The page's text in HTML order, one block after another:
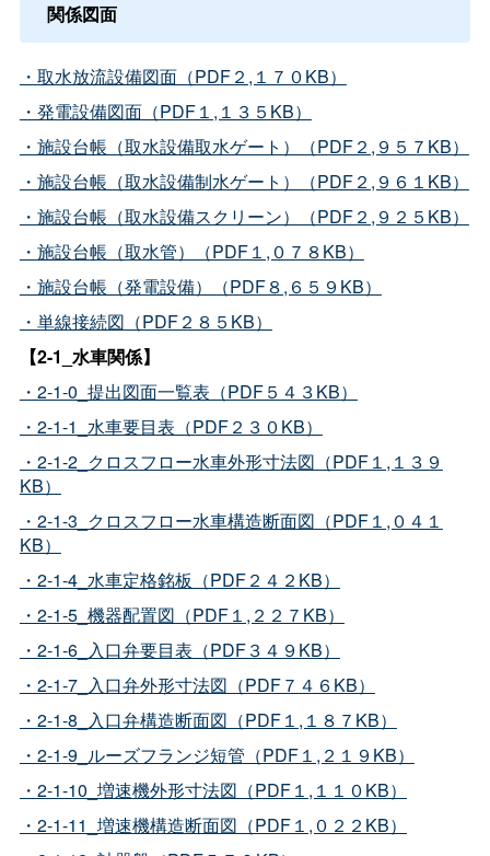
関係図面
・取水放流設備図面（PDF２,１７０KB）
・発電設備図面（PDF１,１３５KB）
・施設台帳（取水設備取水ゲート）（PDF２,９５７KB）
・施設台帳（取水設備制水ゲート）（PDF２,９６１KB）
・施設台帳（取水設備スクリーン）（PDF２,９２５KB）
・施設台帳（取水管）（PDF１,０７８KB）
・施設台帳（発電設備）（PDF８,６５９KB）
・単線接続図（PDF２８５KB）
【2-1_水車関係】
・2-1-0_提出図面一覧表（PDF５４３KB）
・2-1-1_水車要目表（PDF２３０KB）
・2-1-2_クロスフロー水車外形寸法図（PDF１,１３９
KB）
・2-1-3_クロスフロー水車構造断面図（PDF１,０４１
KB）
・2-1-4_水車定格銘板（PDF２４２KB）
・2-1-5_機器配置図（PDF１,２２７KB）
・2-1-6_入口弁要目表（PDF３４９KB）
・2-1-7_入口弁外形寸法図（PDF７４６KB）
・2-1-8_入口弁構造断面図（PDF１,１８７KB）
・2-1-9_ルーズフランジ短管（PDF１,２１９KB）
・2-1-10_増速機外形寸法図（PDF１,１１０KB）
・2-1-11_増速機構造断面図（PDF１,０２２KB）